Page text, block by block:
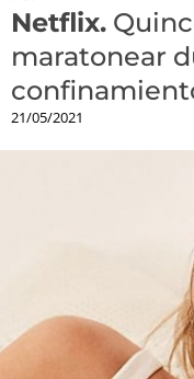
Netflix.
maratonear
21/05/2021